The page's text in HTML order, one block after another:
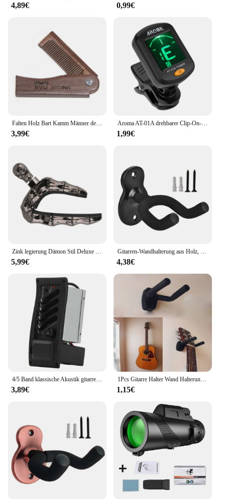
4,89€ 0,99€
3,99€
Aroma AT-01A drehbarer Clip-On-Tuner LCD-Display für chromatische Gitarre Bass Ukulele Violine
1,99€
5,99€ 4,38€
4/5 Band klassische Akustik gitarre Pickup Musik instrument Zubehör EQ Equalizer Preamp mit Lautstärke Mitte Höhen bass steuerung
3,89€
1Pcs Gitarre Halter Wand Halterung Ständer Teile und Zubehör Hause Instrument Display Gitarren Haken Wand Kleiderbügel Gitarre Picks
1,15€